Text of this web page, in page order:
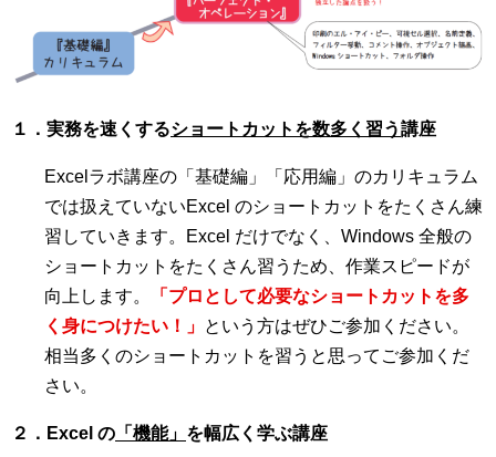
１．実務を速くするショートカットを数多く習う講座
Excelラボ講座の「基礎編」「応用編」のカリキュラム
では扱えていないExcel のショートカットをたくさん練
習していきます。Excel だけでなく、Windows 全般の
ショートカットをたくさん習うため、作業スピードが
向上します。
「プロとして必要なショートカットを多
く身につけたい！」 という方はぜひご参加ください。
相当多くのショートカットを習うと思ってご参加くだ
さい。
２．Excel の 「機能」 を幅広く学ぶ講座